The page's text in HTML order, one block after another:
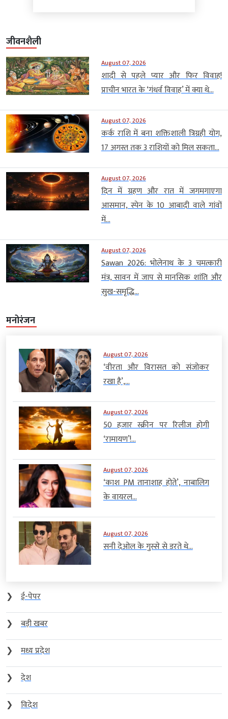
जीवनशैली
August 07, 2026
शादी से पहले प्यार और फिर विवाह!
प्राचीन भारत के ‘गंधर्व विवाह’ में क्या थे...
August 07, 2026
कर्क राशि में बना शक्तिशाली त्रिग्रही योग,
17 अगस्त तक 3 राशियों को मिल सकता...
August 07, 2026
दिन में ग्रहण और रात में जगमगाएगा
आसमान, स्पेन के 10 आबादी वाले गांवों
में...
August 07, 2026
Sawan 2026: भोलेनाथ के 3 चमत्कारी
मंत्र, सावन में जाप से मानसिक शांति और
सुख-समृद्धि...
मनोरंजन
August 07, 2026
‘वीरता और विरासत को संजोकर
रखा है’,...
August 07, 2026
50 हजार स्क्रीन पर रिलीज होगी
‘रामायण’!...
August 07, 2026
‘काश PM तानाशाह होते’, नाबालिग
के वायरल...
August 07, 2026
सनी देओल के गुस्से से डरते थे...
❯
ई-पेपर
❯
बड़ी खबर
❯
मध्य प्रदेश
❯
देश
❯
विदेश